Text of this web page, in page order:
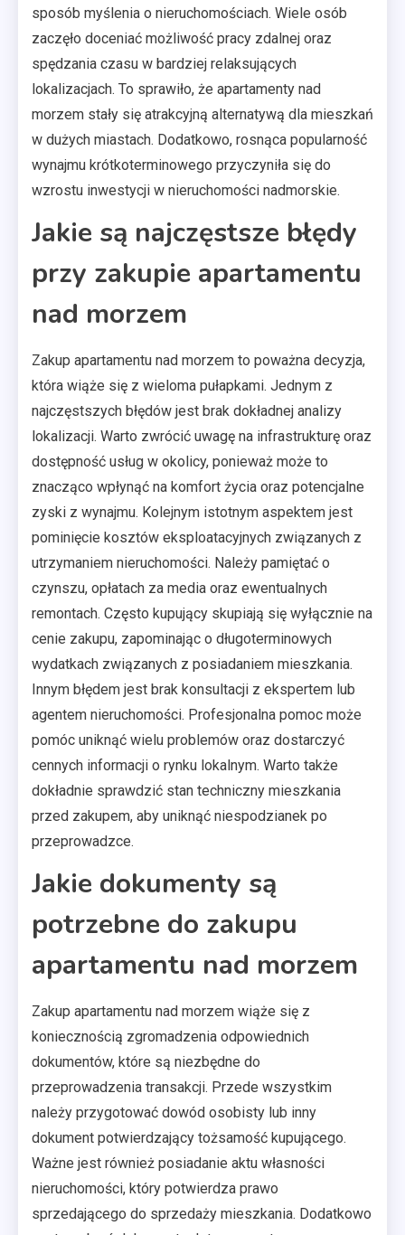
sposób myślenia o nieruchomościach. Wiele osób
zaczęło doceniać możliwość pracy zdalnej oraz
spędzania czasu w bardziej relaksujących
lokalizacjach. To sprawiło, że apartamenty nad
morzem stały się atrakcyjną alternatywą dla mieszkań
w dużych miastach. Dodatkowo, rosnąca popularność
wynajmu krótkoterminowego przyczyniła się do
wzrostu inwestycji w nieruchomości nadmorskie.
Jakie są najczęstsze błędy
przy zakupie apartamentu
nad morzem
Zakup apartamentu nad morzem to poważna decyzja,
która wiąże się z wieloma pułapkami. Jednym z
najczęstszych błędów jest brak dokładnej analizy
lokalizacji. Warto zwrócić uwagę na infrastrukturę oraz
dostępność usług w okolicy, ponieważ może to
znacząco wpłynąć na komfort życia oraz potencjalne
zyski z wynajmu. Kolejnym istotnym aspektem jest
pominięcie kosztów eksploatacyjnych związanych z
utrzymaniem nieruchomości. Należy pamiętać o
czynszu, opłatach za media oraz ewentualnych
remontach. Często kupujący skupiają się wyłącznie na
cenie zakupu, zapominając o długoterminowych
wydatkach związanych z posiadaniem mieszkania.
Innym błędem jest brak konsultacji z ekspertem lub
agentem nieruchomości. Profesjonalna pomoc może
pomóc uniknąć wielu problemów oraz dostarczyć
cennych informacji o rynku lokalnym. Warto także
dokładnie sprawdzić stan techniczny mieszkania
przed zakupem, aby uniknąć niespodzianek po
przeprowadzce.
Jakie dokumenty są
potrzebne do zakupu
apartamentu nad morzem
Zakup apartamentu nad morzem wiąże się z
koniecznością zgromadzenia odpowiednich
dokumentów, które są niezbędne do
przeprowadzenia transakcji. Przede wszystkim
należy przygotować dowód osobisty lub inny
dokument potwierdzający tożsamość kupującego.
Ważne jest również posiadanie aktu własności
nieruchomości, który potwierdza prawo
sprzedającego do sprzedaży mieszkania. Dodatkowo